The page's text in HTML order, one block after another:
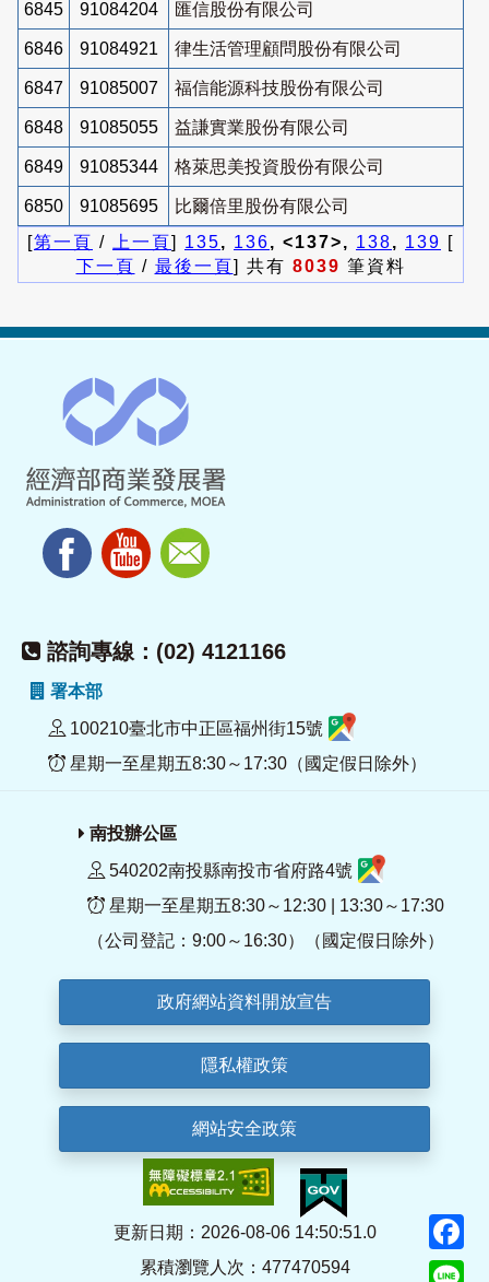
6845 91084204 匯信股份有限公司
6846 91084921 律生活管理顧問股份有限公司
6847 91085007 福信能源科技股份有限公司
6848 91085055 益謙實業股份有限公司
6849 91085344 格萊思美投資股份有限公司
6850 91085695
比爾倍里股份有限公司
[第一頁 / 上一頁] 135, 136, <137>, 138, 139 [
下一頁 / 最後一頁] 共有 8039 筆資料
諮詢專線：(02) 4121166
署本部
100210臺北市中正區福州街15號
星期一至星期五8:30～17:30（國定假日除外）
南投辦公區
540202南投縣南投市省府路4號
星期一至星期五8:30～12:30 | 13:30～17:30
（公司登記：9:00～16:30）（國定假日除外）
政府網站資料開放宣告
隱私權政策
網站安全政策
更新日期：2026-08-06 14:50:51.0
累積瀏覽人次：477470594